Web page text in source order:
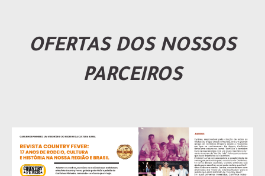
OFERTAS DOS NOSSOS
PARCEIROS